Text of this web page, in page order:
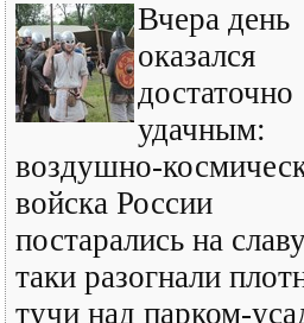
Вчера день
оказался
достаточно
удачным:
воздушно-
войска России
постарались на
таки разогнали
тучи над парком-